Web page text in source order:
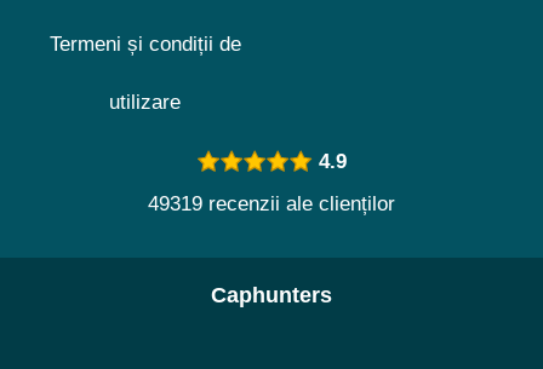
Termeni și condiții de
utilizare
4.9
49319 recenzii ale clienților
Caphunters